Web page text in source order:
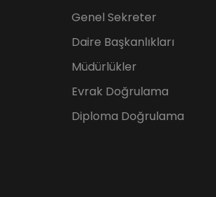
Genel Sekreter
Daire Başkanlıkları
Müdürlükler
Evrak Doğrulama
Diploma Doğrulama